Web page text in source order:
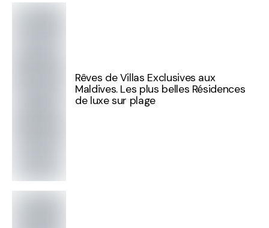
Rêves de Villas Exclusives aux
Maldives. Les plus belles Résidences
de luxe sur plage